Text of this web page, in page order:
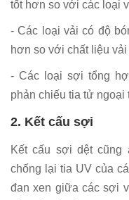
tốt hơn so với các loại
- Các loại vải có độ
hơn so với chất liệu vải
- Các loại sợi tổng
phản chiếu tia tử
2. Kết cấu sợi
Kết cấu sợi dệt cũng
chống lại tia UV của
đan xen giữa các sợi